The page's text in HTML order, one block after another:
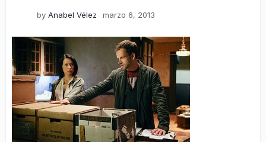
by Anabel Vélez marzo 6, 2013